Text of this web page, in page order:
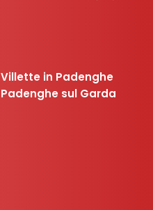
Villette in Padenghe
Padenghe sul Garda